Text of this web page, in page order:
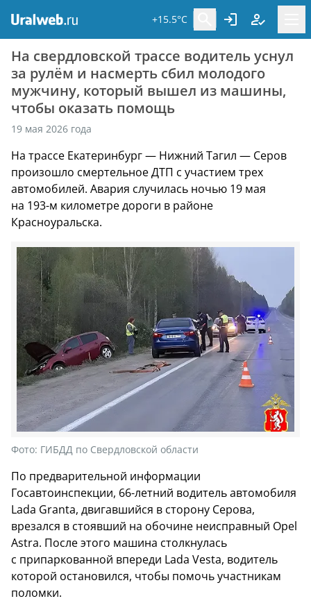
+15.5°C
На свердловской трассе водитель уснул
за рулём и насмерть сбил молодого
мужчину, который вышел из машины,
чтобы оказать помощь
19 мая 2026 года
На трассе Екатеринбург — Нижний Тагил — Серов
произошло смертельное ДТП с участием трех
автомобилей. Авария случилась ночью 19 мая
на 193-м километре дороги в районе
Красноуральска.
Фото: ГИБДД по Свердловской области
По предварительной информации
Госавтоинспекции, 66-летний водитель автомобиля
Lada Granta, двигавшийся в сторону Серова,
врезался в стоявший на обочине неисправный Opel
Astra. После этого машина столкнулась
с припаркованной впереди Lada Vesta, водитель
которой остановился, чтобы помочь участникам
поломки.